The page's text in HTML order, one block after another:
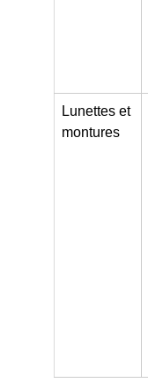
Lunettes et
montures